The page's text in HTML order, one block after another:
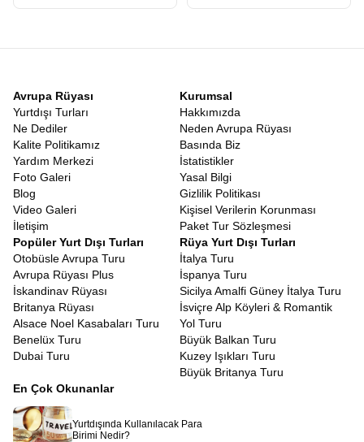
Sadece İngiltere değil, tüm adayı kapsayan geniş bir rota
açısından bakıldığında 10 gece konaklamalı bu devasa rota,
ödediğiniz ücretin karşılığını fazlasıyla verir. Farklı birçok ülkeyi
gezmek kültürel keşiflerin yapılmasını ve böylelikle gezgin
ruhunuzun daha da canlanmasını sağlar.
Dünya, keşfedilmeyi bekleyen hazinelerle dolu ve Büyük Britanya,
bu hazinenin en parlak mücevherlerinden biridir. İster tarih
meraklısı olun ister doğa aşığı ister sadece yeni kültürler tanımak
isteyen bir gezgin bu coğrafyada sizi mutlu edecek bir şeyler
mutlaka vardır. Avrupa Rüyası, yılların verdiği tecrübe ve
kusursuz organizasyon yeteneğiyle, size sadece valizinizi
hazırlayıp yola çıkma kolaylığını sunuyor.İngiltere Turu
Turuveİrlanda Turu
gibi ayrı ayrı planlanması zor olan rotaları
tek bir seferde, yorulmadan ve keyifle gezmek içinAvrupa
Rüyası Büyük Britanya Turu
sizleri bekliyor.
Avrupa Rüyası
Yurtdışı Turları
Ne Dediler
Kalite Politikamız
Yardım Merkezi
Foto Galeri
Blog
Video Galeri
İletişim
Kurumsal
Hakkımızda
Neden Avrupa Rüyası
Basında Biz
İstatistikler
Yasal Bilgi
Gizlilik Politikası
Kişisel Verilerin Korunması
Paket Tur Sözleşmesi
Popüler Yurt Dışı Turları
Otobüsle Avrupa Turu
Avrupa Rüyası Plus
İskandinav Rüyası
Britanya Rüyası
Alsace Noel Kasabaları Turu
Benelüx Turu
Dubai Turu
Rüya Yurt Dışı Turları
İtalya Turu
İspanya Turu
Sicilya Amalfi Güney İtalya Turu
İsviçre Alp Köyleri & Romantik
Yol Turu
Büyük Balkan Turu
Kuzey Işıkları Turu
Büyük Britanya Turu
En Çok Okunanlar
Yurtdışında Kullanılacak Para
Birimi Nedir?